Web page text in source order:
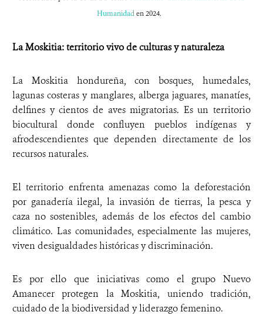
Humanidaden 2024.
La Moskitia: territorio vivo de culturas y naturaleza
La Moskitia hondureña, con bosques, humedales,
lagunas costeras y manglares, alberga jaguares, manatíes,
delfines y cientos de aves migratorias. Es un territorio
biocultural donde confluyen pueblos indígenas y
afrodescendientes que dependen directamente de los
recursos naturales.
El territorio enfrenta amenazas como la deforestación
por ganadería ilegal, la invasión de tierras, la pesca y
caza no sostenibles, además de los efectos del cambio
climático. Las comunidades, especialmente las mujeres,
viven desigualdades históricas y discriminación.
Es por ello que iniciativas como el grupo Nuevo
Amanecer protegen la Moskitia, uniendo tradición,
cuidado de la biodiversidad y liderazgo femenino.